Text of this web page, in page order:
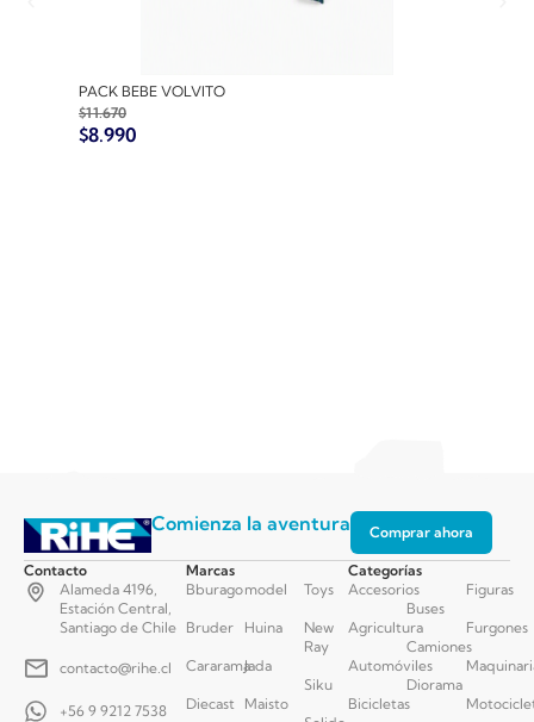
PACK BEBE VOLVITO
$11.670
$8.990
Comienza la aventura Comprar ahora
Contacto
Alameda 4196,
Estación Central,
Santiago de Chile
contacto@rihe.cl
+56 9 9212 7538
Marcas
Bburago
Bruder
Cararama
Diecast
model
Huina
Jada
Maisto
Toys
New
Ray
Siku
Categorías
Accesorios
Agricultura
Automóviles
Bicicletas
Buses
Camiones
Diorama
Figuras
Furgones